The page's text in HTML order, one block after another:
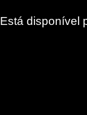
Está disponível